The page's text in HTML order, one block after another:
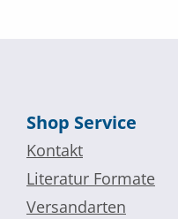
Shop Service
Kontakt
Literatur Formate
Versandarten